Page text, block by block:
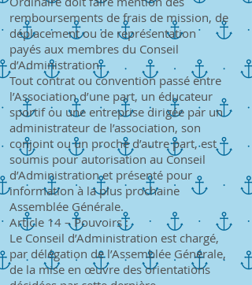
remboursements de frais de mission, de
déplacement ou de représentation
payés aux membres du Conseil
d’Administration.
Tout contrat ou convention passé entre
l’Association d’une part, un éducateur
sportif ou une entreprise dirigée par un
administrateur de l’association, son
conjoint ou un proche d’autre part, est
soumis pour autorisation au Conseil
d’Administration et présenté pour
information à la plus prochaine
Assemblée Générale.
Article 14 – Pouvoirs :
Le Conseil d’Administration est chargé,
par délégation de l’Assemblée Générale,
de la mise en œuvre des orientations